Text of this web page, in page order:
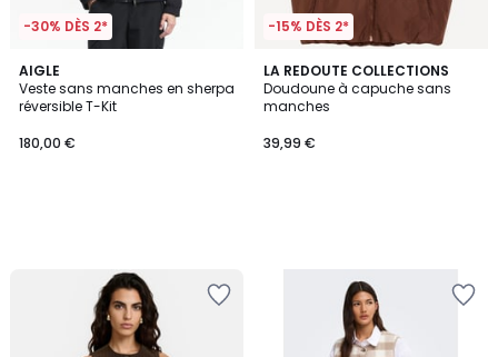
-30% DÈS 2*
AIGLE
Veste sans manches en sherpa
réversible T-Kit
180,00 €
-15% DÈS 2*
LA REDOUTE COLLECTIONS
Doudoune à capuche sans
manches
39,99 €